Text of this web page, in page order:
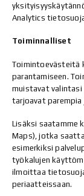
Analytics
Toiminnalliset
Toimintoevästeitä
parantamiseen.
muistavat valintasi
tarjoavat parempia
Lisäksi saatamme
Maps), jotka
esimerkiksi
työkalujen
ilmoittaa
periaatteissaan.